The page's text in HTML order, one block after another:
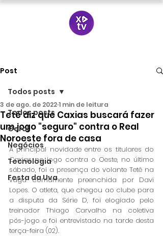
Post
Todos posts
Geral
Negócios
Tecnologia
Festa da Uva
Todos posts
Tetê diz que Caxias buscará fazer
um jogo "seguro" contra o Real
Noroeste fora de casa
3 de ago. de 20221 min de leitura
A principal novidade entre os titulares do
Caxias no jogo contra o Oeste, no último
sábado, foi a presença do volante Tetê na
vaga comumente preenchida por Davi
Lopes. O atleta, que chegou ao clube para
a disputa da Série D, foi elogiado pelo
treinador Thiago Carvalho na coletiva
pós-jogo e foi entrevistado na tarde desta
terça-feira (02).